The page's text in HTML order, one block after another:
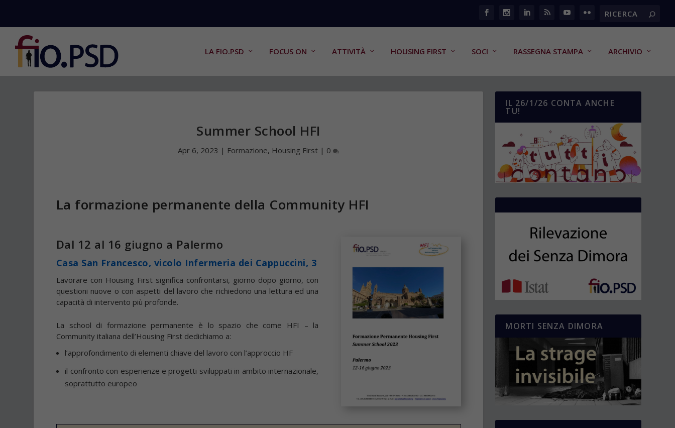
LA FIO.PSD FOCUS ON ATTIVITÀ HOUSING FIRST SOCI RASSEGNA STAMPA ARCHIVIO
Summer School HFI
Apr 6, 2023 | Formazione, Housing First | 0
La formazione permanente della Community HFI
Dal 12 al 16 giugno a Palermo
Casa San Francesco, vicolo Infermeria dei Cappuccini, 3
Lavorare con Housing First significa confrontarsi, giorno dopo giorno, con
questioni nuove o con aspetti del lavoro che richiedono una lettura ed una
capacità di intervento più profonde.
La school di formazione permanente è lo spazio che come HFI – la
Community italiana dell’Housing First dedichiamo a:
l’approfondimento di elementi chiave del lavoro con l’approccio HF
il confronto con esperienze e progetti sviluppati in ambito internazionale,
soprattutto europeo
IL 26/1/26 CONTA ANCHE
TU!
MORTI SENZA DIMORA